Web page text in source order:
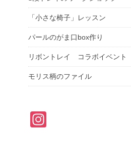
「小さな椅子」レッスン
パールのがま口box作り
リボントレイ コラボイベント
モリス柄のファイル